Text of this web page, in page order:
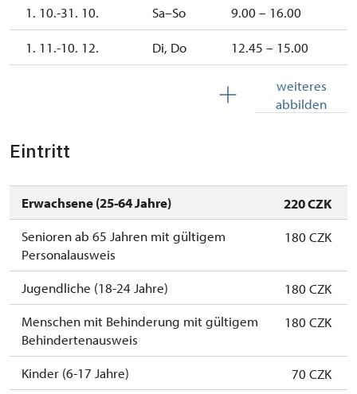
1. 10.-31. 10. Sa–So 9.00 – 16.00
1. 11.-10. 12. Di, Do 12.45 – 15.00
geschlossenweiteres
abbilden
Eintritt
Erwachsene (25-64 Jahre)
220 CZK
Senioren ab 65 Jahren mit gültigem
Personalausweis
180 CZK
Jugendliche (18-24 Jahre)
180 CZK
Menschen mit Behinderung mit gültigem
Behindertenausweis
180 CZK
Kinder (6-17 Jahre) 70 CZK